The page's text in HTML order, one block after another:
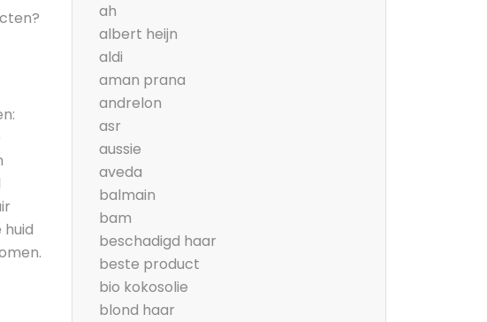
ah
albert heijn
aldi
aman prana
andrelon
asr
aussie
aveda
balmain
bam
beschadigd haar
beste product
bio kokosolie
blond haar